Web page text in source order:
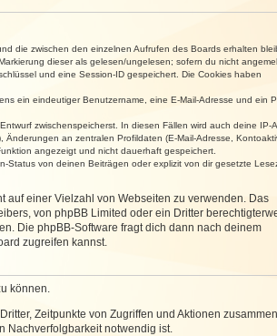
die zwischen den einzelnen Aufrufen des Boards erhalten
dieser als gelesen/ungelesen; sofern du nicht
und eine Session-ID gespeichert. Die Cookies haben
ein eindeutiger Benutzername, eine E-Mail-Adresse und ein
zwischenspeicherst. In diesen Fällen wird auch deine IP-
an zentralen Profildaten (E-Mail-Adresse,
angezeigt und nicht dauerhaft gespeichert.
Status von deinen Beiträgen oder explizit von dir gesetzte
auf einer Vielzahl von Webseiten zu verwenden. Das
von phpBB Limited oder ein Dritter
Die phpBB-Software fragt dich dann nach deinem
zugreifen kannst.
können.
Zeitpunkte von Zugriffen und Aktionen
Nachverfolgbarkeit notwendig ist.